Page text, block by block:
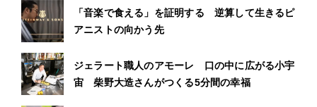
「音楽で食える」を証明する 逆算して生きるピ
アニストの向かう先
ジェラート職人のアモーレ 口の中に広がる小宇
宙 柴野大造さんがつくる5分間の幸福